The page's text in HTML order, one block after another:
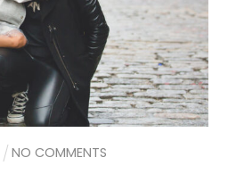
NO COMMENTS